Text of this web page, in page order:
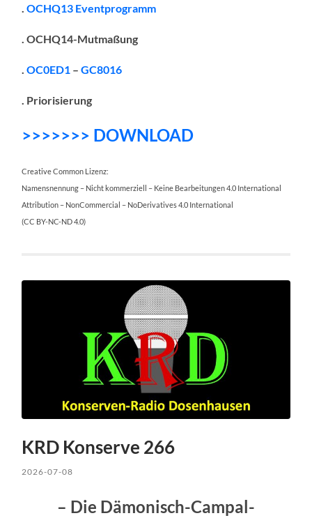
.OCHQ13 Eventprogramm
. OCHQ14-Mutmaßung
.OC0ED1 –GC8016
. Priorisierung
>>>>>>> DOWNLOAD
Creative Common Lizenz:
Namensnennung – Nicht kommerziell – Keine Bearbeitungen 4.0 International
Attribution – NonCommercial – NoDerivatives 4.0 International
(CC BY-NC-ND 4.0)
KRD Konserve 266
2026-07-08
– Die Dämonisch-Campal-